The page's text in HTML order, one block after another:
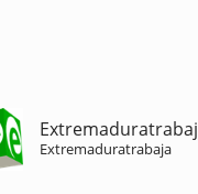
Extremaduratrabaja